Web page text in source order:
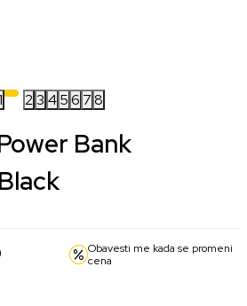
23 456 78
Bank
Obavesti me kada se promeni
cena